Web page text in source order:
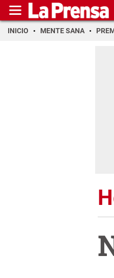
INICIO MENTE SANA